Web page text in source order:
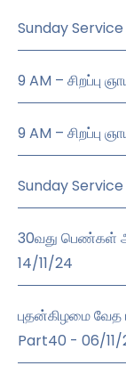
Sunday
9 AM – சிறப்பு
9 AM – சிறப்பு
Sunday
30வது பெண்கள்
14/11/24
புதன்கிழமை வேத
Part40 - 06/11/